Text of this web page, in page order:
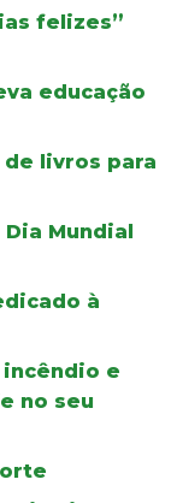
felizes”
educação
de livros para
Mundial
à
incêndio e
no seu